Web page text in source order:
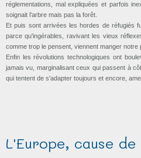
réglementations, mal expliquées et parfois
soignait l'arbre mais pas la forêt.
Et puis sont arrivées les hordes de réfugiés
parce qu'ingérables, ravivant les vieux
comme trop le pensent, viennent manger notre
Enfin les révolutions technologiques ont
jamais vu, marginalisant ceux qui passent à
qui tentent de s'adapter toujours et encore,
L'Europe, cause